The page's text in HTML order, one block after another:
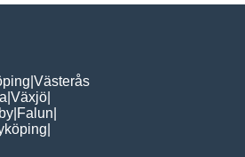
Västerås
Växjö
Falun